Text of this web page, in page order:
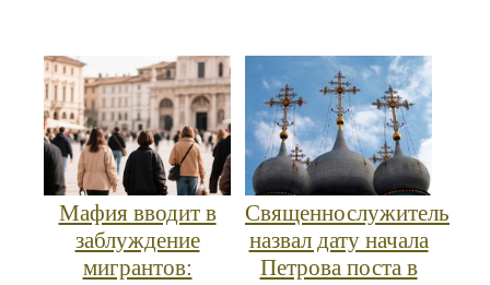
Мафия вводит в
заблуждение
мигрантов:
Священнослужитель
назвал дату начала
Петрова поста в